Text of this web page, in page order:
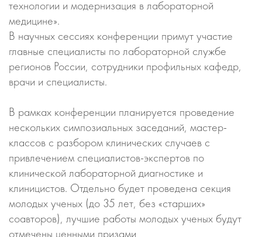
технологии и модернизация в лабораторной
медицине».
В научных сессиях конференции примут участие
главные специалисты по лабораторной службе
регионов России, сотрудники профильных кафедр,
врачи и специалисты.
В рамках конференции планируется проведение
нескольких симпозиальных заседаний, мастер-
классов с разбором клинических случаев с
привлечением специалистов-экспертов по
клинической лабораторной диагностике и
клиницистов. Отдельно будет проведена секция
молодых ученых (до 35 лет, без «старших»
соавторов), лучшие работы молодых ученых будут
отмечены ценными призами